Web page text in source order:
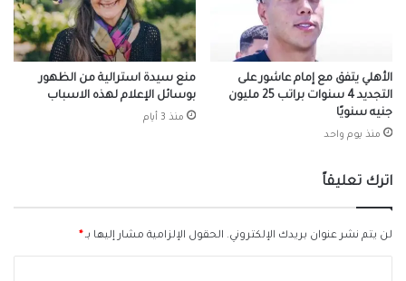
الأهلي يتفق مع إمام عاشور على
التجديد 4 سنوات براتب 25 مليون
جنيه سنويًا
منذ يوم واحد
منع سيدة استرالية من الظهور
بوسائل الإعلام لهذه الاسباب
منذ 3 أيام
اترك تعليقاً
لن يتم نشر عنوان بريدك الإلكتروني. الحقول الإلزامية مشار إليها بـ*